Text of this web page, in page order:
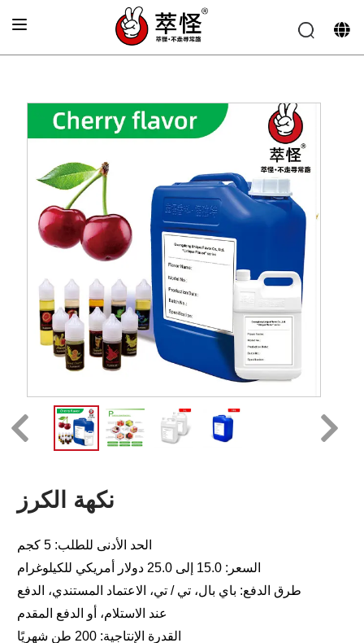
نكهة السجائر الإلكترونية
نكهة الكرز
الحد الأدنى للطلب: 5 كجم
السعر: 15.0 إلى 25.0 دولار أمريكي للكيلوغرام
طرق الدفع: باي بال، تي / تي، الاعتماد المستندي، الدفع
عند الاستلام، أو الدفع المقدم
القدرة الإنتاجية: 200 طن شهريًا